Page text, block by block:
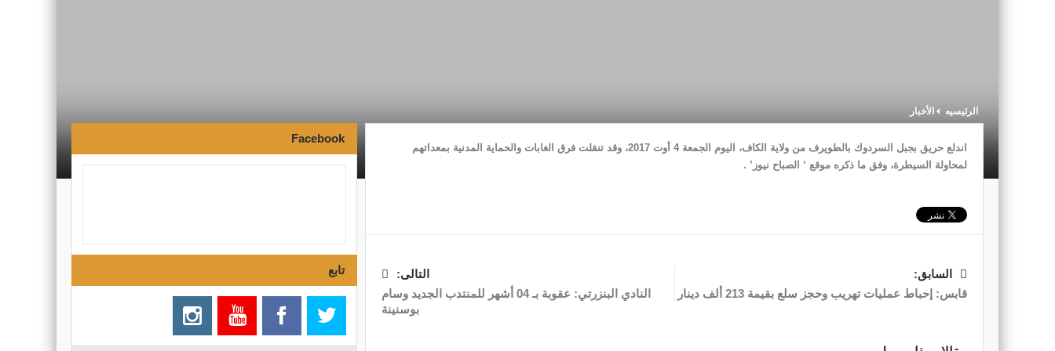
الرئيسيه الأخبار
اندلع حريق بجبل السردوك بالطويرف من ولاية الكاف، اليوم الجمعة 4 أوت 2017، وقد تنقلت فرق الغابات والحماية المدنیة بمعداتھم
لمحاولة السیطرة، وفق ما ذكره موقع ‘ الصباح نيوز’ .
السابق:
قابس: إحباط عمليات تهريب وحجز سلع بقيمة 213 ألف دينار
التالى:
النادي البنزرتي: عقوبة بـ 04 أشهر للمنتدب الجديد وسام
بوسنينة‎
Facebook
تابع